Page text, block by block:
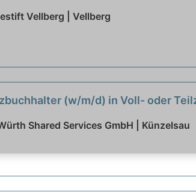
Vellberg | Vellberg
(w/m/d) in Voll- oder
Shared Services GmbH | Künzelsau